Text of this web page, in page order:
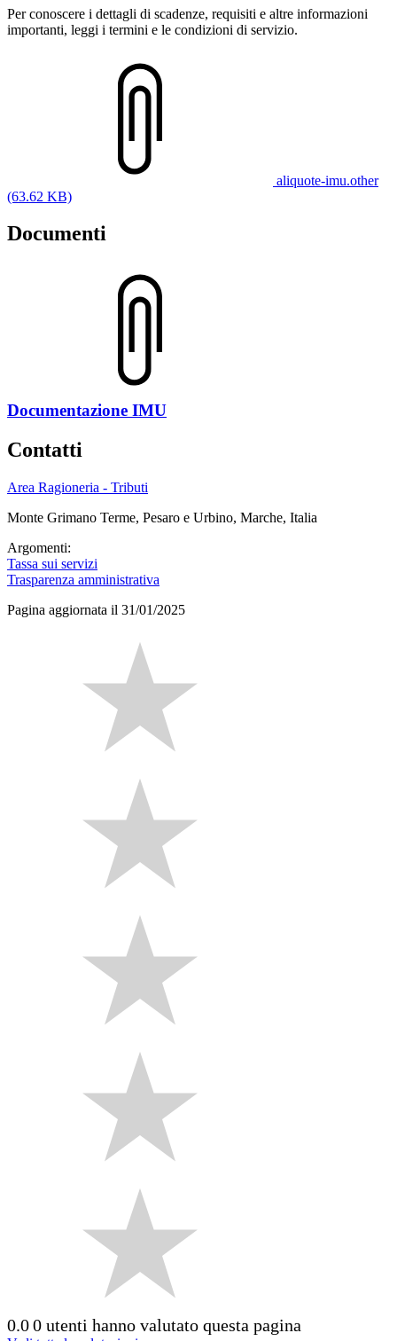
Per conoscere i dettagli di scadenze, requisiti e altre informazioni
importanti, leggi i termini e le condizioni di servizio.
aliquote-imu.other
(63.62 KB)
Documenti
Documentazione IMU
Contatti
Area Ragioneria - Tributi
Monte Grimano Terme, Pesaro e Urbino, Marche, Italia
Argomenti:
Tassa sui servizi
Trasparenza amministrativa
Pagina aggiornata il 31/01/2025
0.00 utenti hanno valutato questa pagina